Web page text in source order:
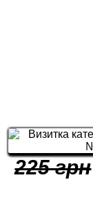
225 грн